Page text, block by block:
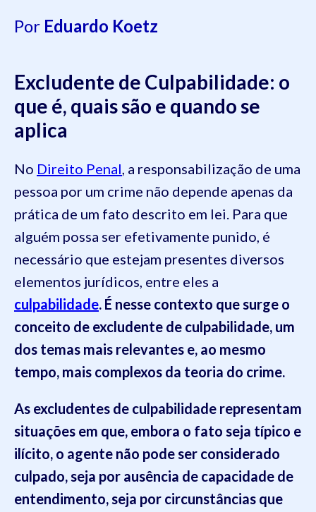
Por Eduardo Koetz
Excludente de Culpabilidade: o
que é, quais são e quando se
aplica
No Direito Penal, a responsabilização de uma
pessoa por um crime não depende apenas da
prática de um fato descrito em lei. Para que
alguém possa ser efetivamente punido, é
necessário que estejam presentes diversos
elementos jurídicos, entre eles a
culpabilidade. É nesse contexto que surge o
conceito de excludente de culpabilidade, um
dos temas mais relevantes e, ao mesmo
tempo, mais complexos da teoria do crime.
As excludentes de culpabilidade representam
situações em que, embora o fato seja típico e
ilícito, o agente não pode ser considerado
culpado, seja por ausência de capacidade de
entendimento, seja por circunstâncias que